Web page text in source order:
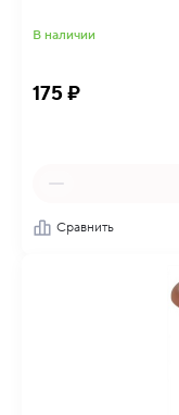
В наличии
175 ₽
Сравнить